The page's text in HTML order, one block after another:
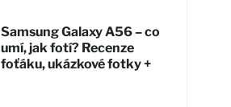
Samsung Galaxy A56 – co
umí, jak fotí? Recenze
foťáku, ukázkové fotky +